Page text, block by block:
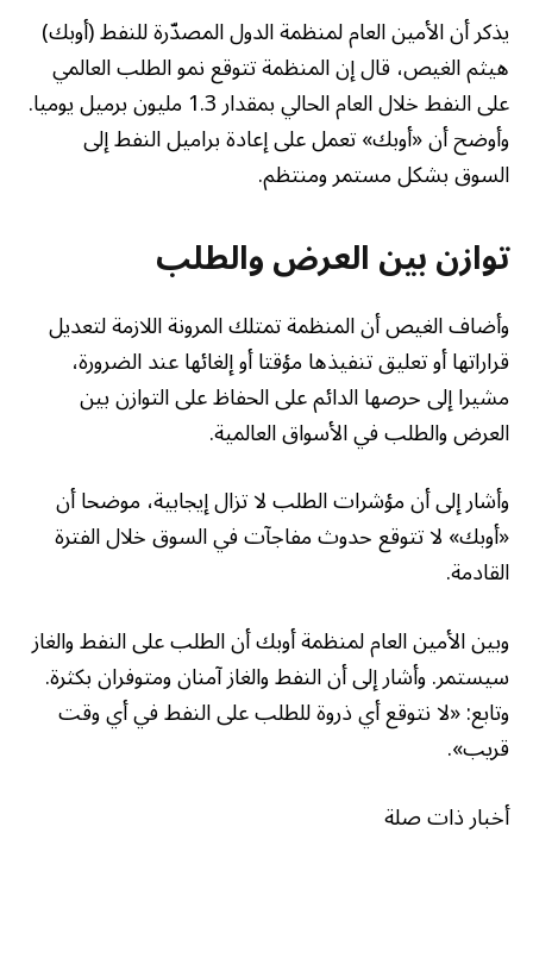
يذكر أن الأمين العام لمنظمة الدول المصدّرة للنفط (أوبك)
هيثم الغيص، قال إن المنظمة تتوقع نمو الطلب العالمي
على النفط خلال العام الحالي بمقدار 1.3 مليون برميل يوميا.
وأوضح أن «أوبك» تعمل على إعادة براميل النفط إلى
السوق بشكل مستمر ومنتظم.
توازن بين العرض والطلب
وأضاف الغيص أن المنظمة تمتلك المرونة اللازمة لتعديل
قراراتها أو تعليق تنفيذها مؤقتا أو إلغائها عند الضرورة،
مشيرا إلى حرصها الدائم على الحفاظ على التوازن بين
العرض والطلب في الأسواق العالمية.
وأشار إلى أن مؤشرات الطلب لا تزال إيجابية، موضحا أن
«أوبك» لا تتوقع حدوث مفاجآت في السوق خلال الفترة
القادمة.
وبين الأمين العام لمنظمة أوبك أن الطلب على النفط والغاز
سيستمر. وأشار إلى أن النفط والغاز آمنان ومتوفران بكثرة.
وتابع: «لا نتوقع أي ذروة للطلب على النفط في أي وقت
قريب».
أخبار ذات صلة